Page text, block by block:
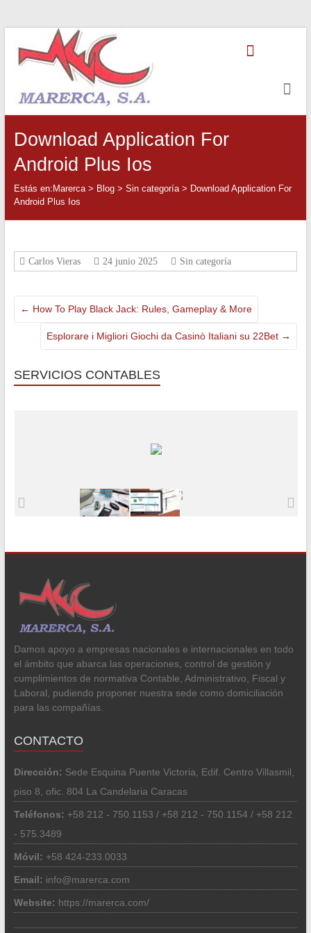
contenido
Marerca
Contabilidad
Download Application For
Android Plus Ios
Estás en: Marerca> Blog> Sin categoría> Download Application For
Android Plus Ios
Carlos Vieras 24 junio 2025 Sin categoría
← How To Play Black Jack: Rules, Gameplay & More
Esplorare i Migliori Giochi da Casinò Italiani su 22Bet →
SERVICIOS CONTABLES
Damos apoyo a empresas nacionales e internacionales en todo
el ámbito que abarca las operaciones, control de gestión y
cumplimientos de normativa Contable, Administrativo, Fiscal y
Laboral, pudiendo proponer nuestra sede como domiciliación
para las compañías.
CONTACTO
Dirección: Sede Esquina Puente Victoria, Edif. Centro Villasmil,
piso 8, ofic. 804 La Candelaria Caracas
Teléfonos: +58 212 - 750.1153 / +58 212 - 750.1154 / +58 212
- 575.3489
Móvil: +58 424-233.0033
Email: info@marerca.com
Website: https://marerca.com/